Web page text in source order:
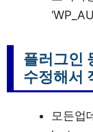
플러그인
수정해서
모든업